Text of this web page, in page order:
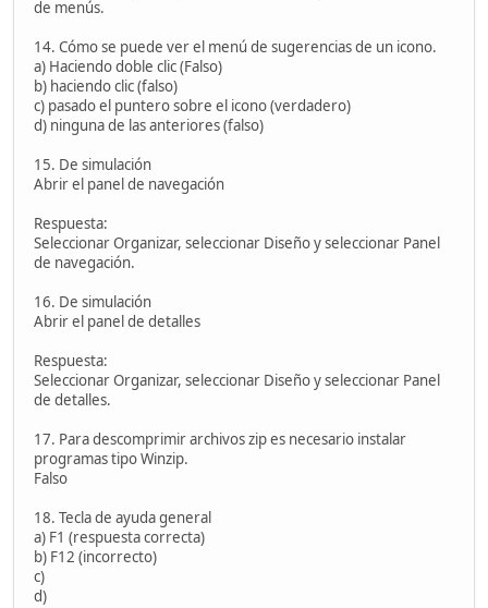
de menús.
14. Cómo se puede ver el menú de sugerencias de un icono.
a) Haciendo doble clic (Falso)
b) haciendo clic (falso)
c) pasado el puntero sobre el icono (verdadero)
d) ninguna de las anteriores (falso)
15. De simulación
Abrir el panel de navegación
Respuesta:
Seleccionar Organizar, seleccionar Diseño y seleccionar Panel
de navegación.
16. De simulación
Abrir el panel de detalles
Respuesta:
Seleccionar Organizar, seleccionar Diseño y seleccionar Panel
de detalles.
17. Para descomprimir archivos zip es necesario instalar
programas tipo Winzip.
Falso
18. Tecla de ayuda general
a) F1 (respuesta correcta)
b) F12 (incorrecto)
c)
d)